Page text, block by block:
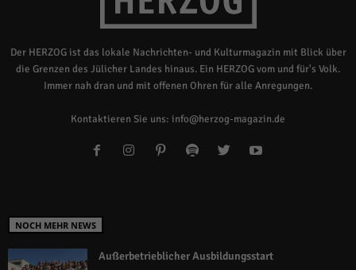
Der HERZOG ist das lokale Nachrichten- und Kulturmagazin mit Blick über
die Grenzen des Jülicher Landes hinaus. Ein HERZOG vom und für's Volk.
Immer nah dran und mit offenen Ohren für alle Anregungen.
Kontaktieren Sie uns: info@herzog-magazin.de
NOCH MEHR NEWS
Außerbetrieblicher Ausbildungsstart